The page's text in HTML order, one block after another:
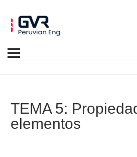
TEMA 5:
elementos